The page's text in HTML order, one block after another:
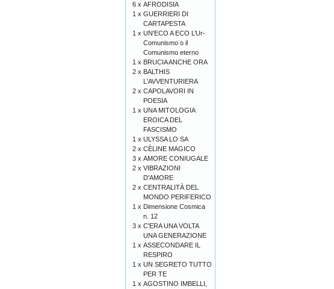
6 x AFRODISIA
1 x GUERRIERI DI
CARTAPESTA
1 x UN'ECO A ECO L’Ur-
Comunismo o il
Comunismo eterno
1 x BRUCIA ANCHE ORA
2 x BALTHIS
L'AVVENTURIERA
2 x CAPOLAVORI IN
POESIA
1 x UNA MITOLOGIA
EROICA DEL
FASCISMO
1 x ULYSSA LO SA
2 x CÈLINE MAGICO
3 x AMORE CONIUGALE
2 x VIBRAZIONI
D'AMORE
2 x CENTRALITÀ DEL
MONDO PERIFERICO
1 x Dimensione Cosmica
n. 12
3 x C'ERA UNA VOLTA
UNA GENERAZIONE
1 x ASSECONDARE IL
RESPIRO
1 x UN SEGRETO TUTTO
PER TE
1 x AGOSTINO IMBELLI,